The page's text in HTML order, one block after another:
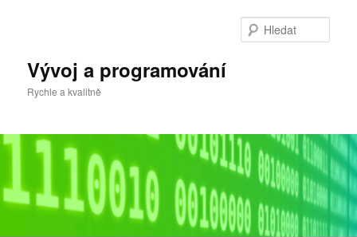
Vývoj a programování
Rychle a kvalitně